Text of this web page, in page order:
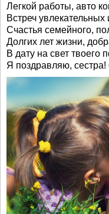
Легкой работы, авто
Встреч
Счастья семейного,
Долгих лет жизни,
В дату на свет твоего
Я поздравляю,